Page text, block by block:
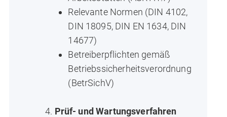
Relevante Normen (DIN 4102,
DIN 18095, DIN EN 1634, DIN
14677)
Betreiberpflichten gemäß
Betriebssicherheitsverordnung
(BetrSichV)
Prüf- und Wartungsverfahren